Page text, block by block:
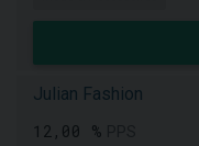
Julian Fashion
12,00 %